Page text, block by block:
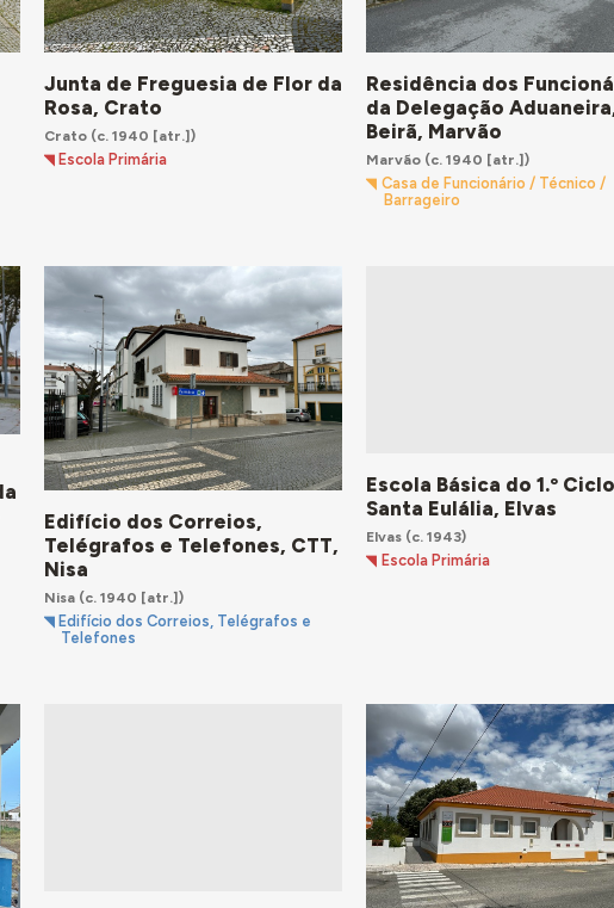
Junta de Freguesia de Flor da
Rosa, Crato
Crato(c. 1940 [atr.])
Escola Primária
Residência dos
da Delegação
Beirã, Marvão
Marvão (c. 1940 [atr.])
Casa de Funcionário / Técnico /
Barrageiro
Edifício dos Correios,
Telégrafos e Telefones, CTT,
Nisa
Nisa(c. 1940 [atr.])
Edifício dos Correios, Telégrafos e
Telefones
Escola Básica do 1.º
Santa Eulália, Elvas
Elvas (c. 1943)
Escola Primária